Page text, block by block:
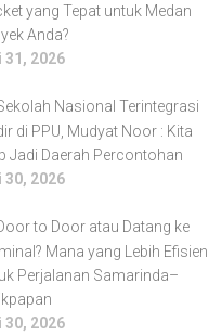
yang Tepat untuk Medan
Anda?
31, 2026
Nasional Terintegrasi
di PPU, Mudyat Noor : Kita
Jadi Daerah Percontohan
30, 2026
to Door atau Datang ke
Mana yang Lebih Efisien
Perjalanan Samarinda–
30, 2026